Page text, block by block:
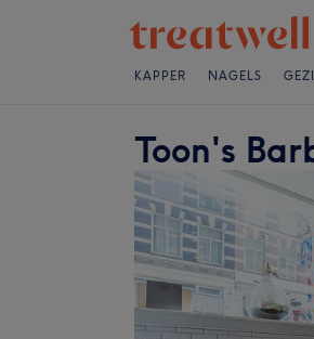
KAPPER NAGELS
Toon's